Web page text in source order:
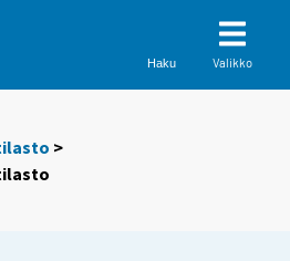
Haku Valikko
>